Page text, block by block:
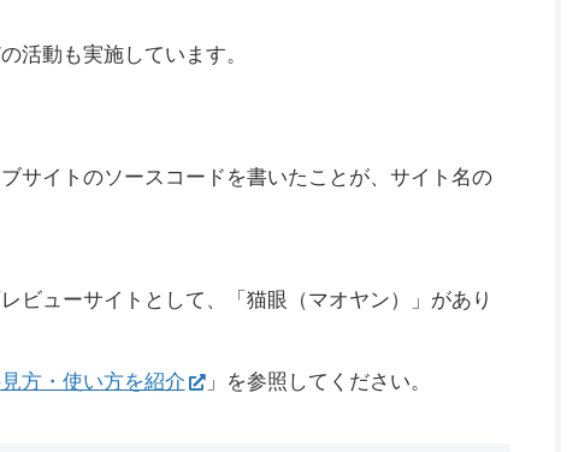
活動も実施しています。
サイトのソースコードを書いたことが、サイト名の
ビューサイトとして、「猫眼（マオヤン）」があり
見方・使い方を紹介 」を参照してください。